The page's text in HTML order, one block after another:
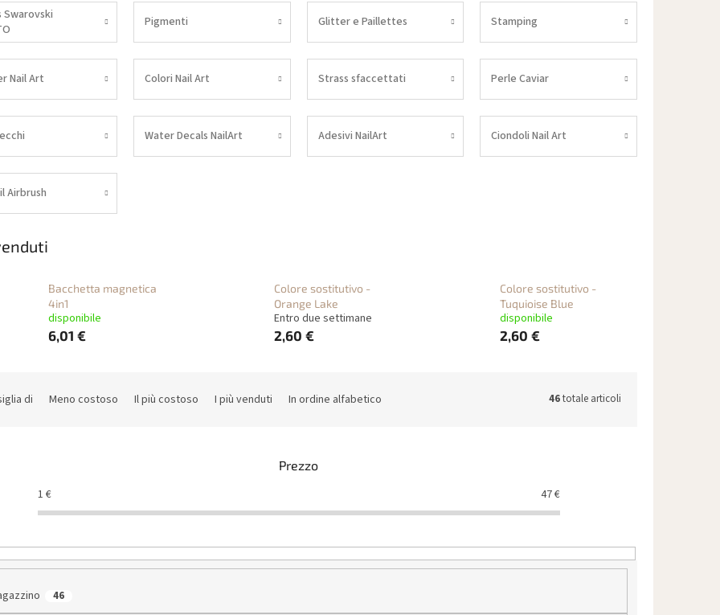
Swarovski
Pigmenti Glitter e Paillettes Stamping
Nail Art Colori Nail Art Strass sfaccettati Perle Caviar
Water Decals NailArt Adesivi NailArt Ciondoli Nail Art
Airbrush
Bacchetta magnetica
4in1
disponibile
6,01 €
Colore sostitutivo -
Orange Lake
Entro due settimane
2,60 €
Colore sostitutivo -
Tuquioise Blue
disponibile
2,60 €
di Meno costoso Il più costoso I più venduti In ordine alfabetico 46totale articoli
Prezzo
1 € 47€
46